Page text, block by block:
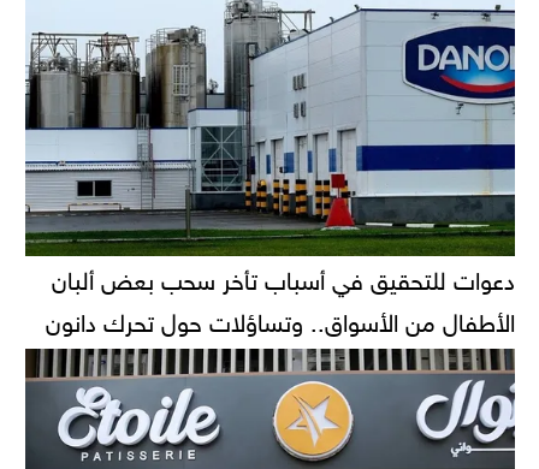
دعوات للتحقيق في أسباب تأخر سحب بعض ألبان
الأطفال من الأسواق.. وتساؤلات حول تحرك دانون